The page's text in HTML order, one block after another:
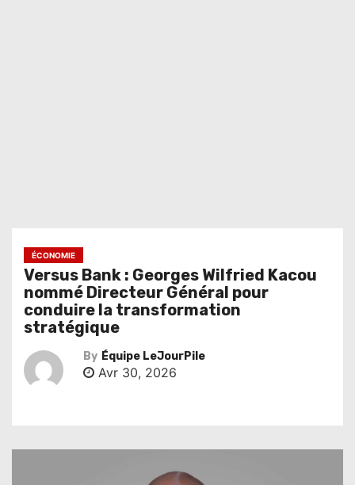
ÉCONOMIE
Versus Bank : Georges Wilfried Kacou
nommé Directeur Général pour
conduire la transformation
stratégique
By Équipe LeJourPile
Avr 30, 2026